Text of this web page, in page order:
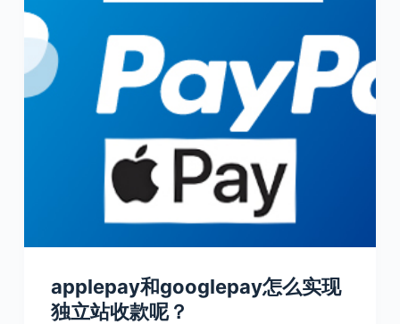
applepay和googlepay怎么实现
独立站收款呢？